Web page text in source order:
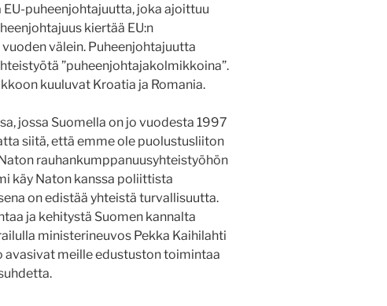
puheenjohtajuutta, joka ajoittuu
kiertää EU:n
välein. Puheenjohtajuutta
”puheenjohtajakolmikkoina”.
kuuluvat Kroatia ja Romania.
jossa Suomella on jo vuodesta 1997
siitä, että emme ole puolustusliiton
rauhankumppanuusyhteistyöhön
käy Naton kanssa poliittista
on edistää yhteistä turvallisuutta.
ja kehitystä Suomen kannalta
ministerineuvos Pekka Kaihilahti
avasivat meille edustuston toimintaa